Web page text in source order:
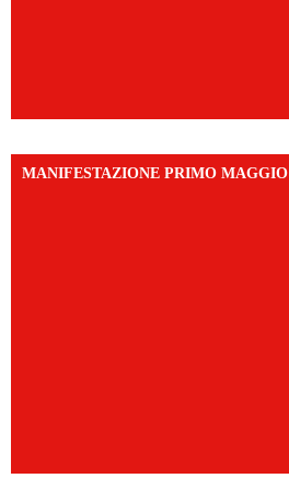
MANIFESTAZIONE PRIMO MAGGIO